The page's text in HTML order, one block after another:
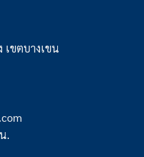
เขตบางเขน
.